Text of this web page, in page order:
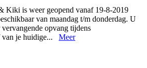
Kiki is weer geopend vanaf 19-8-2019
van maandag t/m donderdag. U
opvang tijdens
van je huidige... Meer